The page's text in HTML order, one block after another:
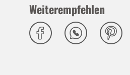
Weiterempfehlen